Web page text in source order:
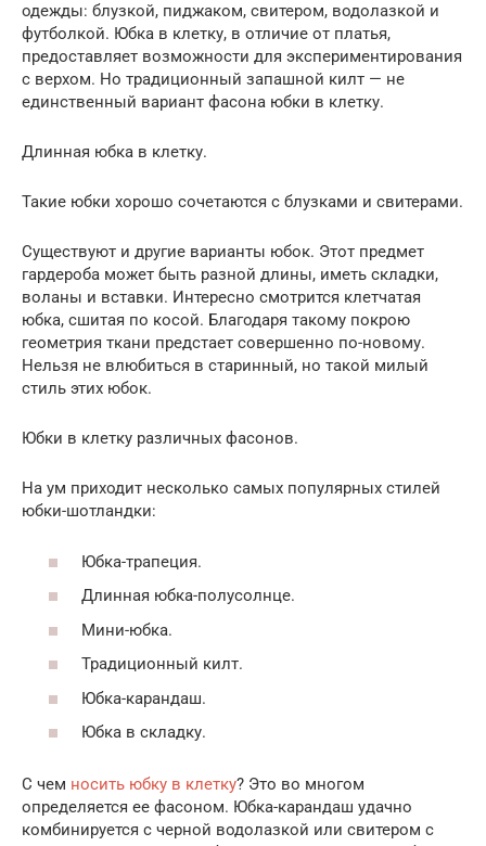
одежды: блузкой, пиджаком, свитером, водолазкой и
футболкой. Юбка в клетку, в отличие от платья,
предоставляет возможности для экспериментирования
с верхом. Но традиционный запашной килт — не
единственный вариант фасона юбки в клетку.
Длинная юбка в клетку.
Такие юбки хорошо сочетаются с блузками и свитерами.
Существуют и другие варианты юбок. Этот предмет
гардероба может быть разной длины, иметь складки,
воланы и вставки. Интересно смотрится клетчатая
юбка, сшитая по косой. Благодаря такому покрою
геометрия ткани предстает совершенно по-новому.
Нельзя не влюбиться в старинный, но такой милый
стиль этих юбок.
Юбки в клетку различных фасонов.
На ум приходит несколько самых популярных стилей
юбки-шотландки:
Юбка-трапеция.
Длинная юбка-полусолнце.
Мини-юбка.
Традиционный килт.
Юбка-карандаш.
Юбка в складку.
С чем носить юбку в клетку? Это во многом
определяется ее фасоном. Юбка-карандаш удачно
комбинируется с черной водолазкой или свитером с